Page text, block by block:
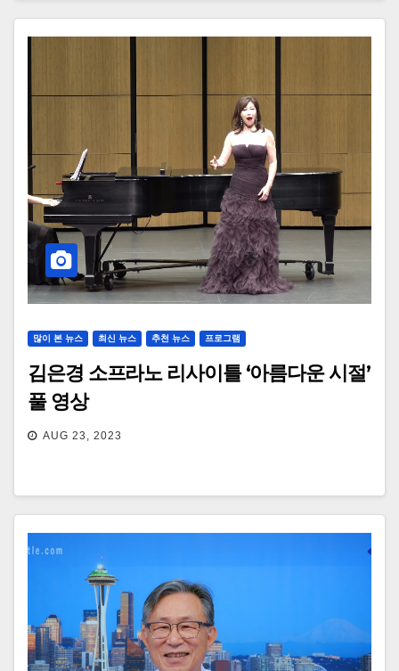
많이 본 뉴스 최신 뉴스 추천 뉴스 프로그램
김은경 소프라노 리사이틀 ‘아름다운 시절’
풀 영상
AUG 23, 2023